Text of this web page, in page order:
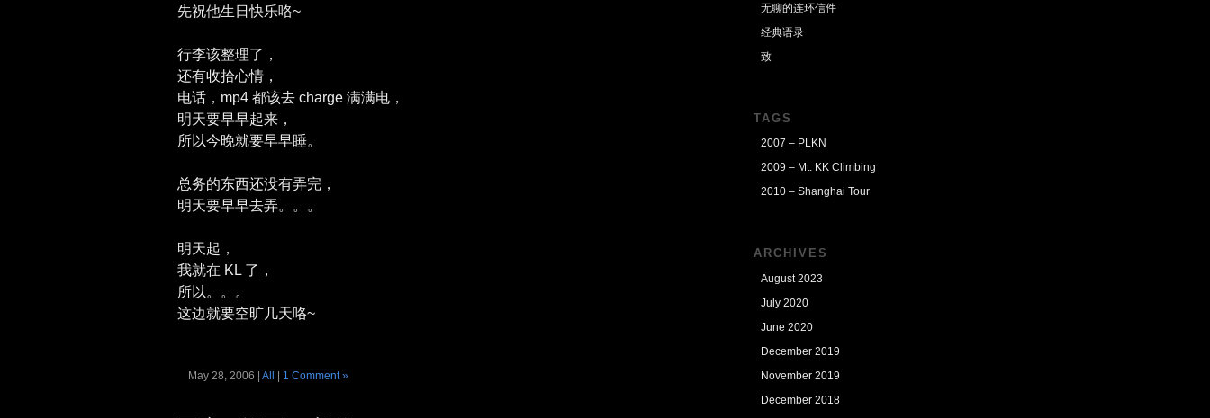
先祝他生日快乐咯~
行李该整理了，
还有收拾心情，
电话，mp4 都该去 charge 满满电，
明天要早早起来，
所以今晚就要早早睡。
总务的东西还没有弄完，
明天要早早去弄。。。
明天起，
我就在 KL 了，
所以。。。
这边就要空旷几天咯~
May 28, 2006 | All 1 Comment »
无聊的连环信件
经典语录
致
TAGS
2007 – PLKN
2009 – Mt. KK Climbing
2010 – Shanghai Tour
ARCHIVES
August 2023
July 2020
June 2020
December 2019
November 2019
December 2018